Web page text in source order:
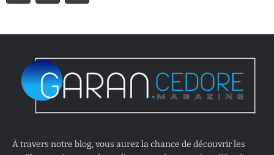
À travers notre blog, vous aurez la chance de découvrir les